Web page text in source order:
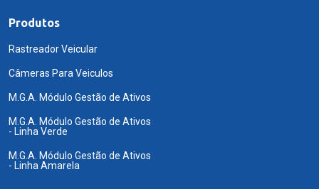
Produtos
Rastreador Veicular
Câmeras Para Veiculos
M.G.A. Módulo Gestão de Ativos
M.G.A. Módulo Gestão de Ativos
- Linha Verde
M.G.A. Módulo Gestão de Ativos
- Linha Amarela